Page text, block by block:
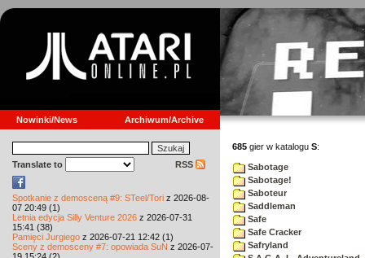
Nowinki/News Archiwum/Archive
Translate to RSS
Spotkanie z demosceną #9: STeel/Tori z 2026-08-
07 20:49 (1)
Letnia edycja Silly Venture 2026 z 2026-07-31
15:41 (38)
Pamięci Jurgiego z 2026-07-21 12:42 (1)
Sceny z demosceny #7: opowiada SuN z 2026-07-
685 gier w katalogu S:
Sabotage
Sabotage!
Saboteur
Saddleman
Safe
Safe Cracker
Safryland